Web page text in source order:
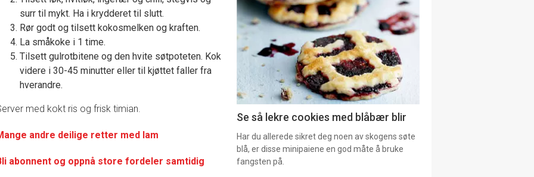
surr til mykt. Ha i krydderet til slutt.
Rør godt og tilsett kokosmelken og kraften.
La småkoke i 1 time.
Tilsett gulrotbitene og den hvite søtpoteten. Kok
videre i 30-45 minutter eller til kjøttet faller fra
hverandre.
med kokt ris og frisk timian.
andre deilige retter med lam
abonnent og oppnå store fordeler samtidig
detail
-
section
11
Dagens
rett
2
Se så lekre cookies med blåbær blir
Har du allerede sikret deg noen av skogens søte
blå, er disse minipaiene en god måte å bruke
fangsten på.